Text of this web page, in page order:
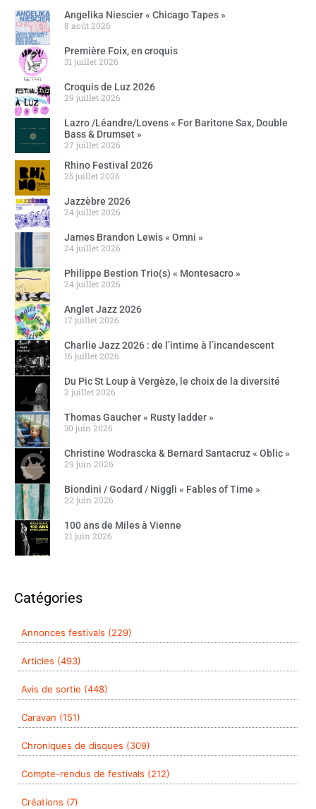
Angelika Niescier « Chicago Tapes »
8 août 2026
Première Foix, en croquis
31 juillet 2026
Croquis de Luz 2026
29 juillet 2026
Lazro /Léandre/Lovens « For Baritone Sax, Double
Bass & Drumset »
27 juillet 2026
Rhino Festival 2026
25 juillet 2026
Jazzèbre 2026
24 juillet 2026
James Brandon Lewis « Omni »
24 juillet 2026
Philippe Bestion Trio(s) « Montesacro »
24 juillet 2026
Anglet Jazz 2026
17 juillet 2026
Charlie Jazz 2026 : de l’intime à l’incandescent
16 juillet 2026
Du Pic St Loup à Vergèze, le choix de la diversité
2 juillet 2026
Thomas Gaucher « Rusty ladder »
30 juin 2026
Christine Wodrascka & Bernard Santacruz « Oblic »
29 juin 2026
Biondini / Godard / Niggli « Fables of Time »
22 juin 2026
100 ans de Miles à Vienne
21 juin 2026
Catégories
Annonces festivals (229)
Articles (493)
Avis de sortie (448)
Caravan (151)
Chroniques de disques (309)
Compte-rendus de festivals (212)
Créations (7)